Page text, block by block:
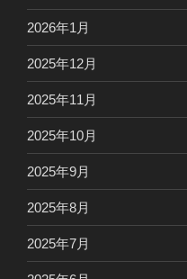
2026年1月
2025年12月
2025年11月
2025年10月
2025年9月
2025年8月
2025年7月